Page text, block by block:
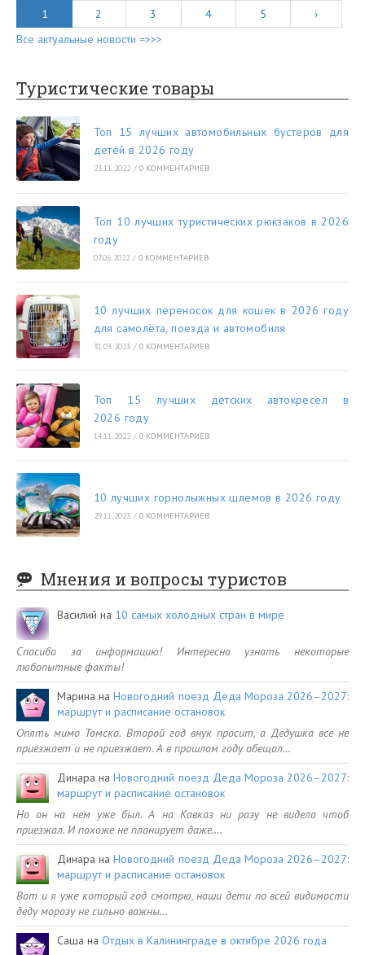
1 2 3 4 5
›
Все актуальные новости =>>>
Туристические товары
Топ 15 лучших автомобильных бустеров для
детей в 2026 году
23.11.2022 / 0 КОММЕНТАРИЕВ
Топ 10 лучших туристических рюкзаков в 2026
году
07.06.2022 / 0 КОММЕНТАРИЕВ
10 лучших переносок для кошек в 2026 году
для самолёта, поезда и автомобиля
31.03.2023 / 0 КОММЕНТАРИЕВ
Топ 15 лучших детских автокресел в
2026 году
14.11.2022 / 0 КОММЕНТАРИЕВ
10 лучших горнолыжных шлемов в 2026 году
29.11.2023 / 0 КОММЕНТАРИЕВ
Мнения и вопросы туристов
Василий на 10 самых холодных стран в мире
Спасибо за информацию! Интересно узнать некоторые
любопытные факты!
Марина наНовогодний поезд Деда Мороза 2026–2027:
маршрут и расписание остановок
Опять мимо Томска. Второй год внук просит, а Дедушка все не
приезжает и не приезжает. А в прошлом году обещал…
Динара наНовогодний поезд Деда Мороза 2026–2027:
маршрут и расписание остановок
Но он на нем уже был. А на Кавказ ни разу не видела чтоб
приезжал. И похоже не планирует даже.…
Динара наНовогодний поезд Деда Мороза 2026–2027:
маршрут и расписание остановок
Вот и я уже который год смотрю, наши дети по всей видимости
деду морозу не сильно важны…
Саша на Отдых в Калининграде в октябре 2026 года